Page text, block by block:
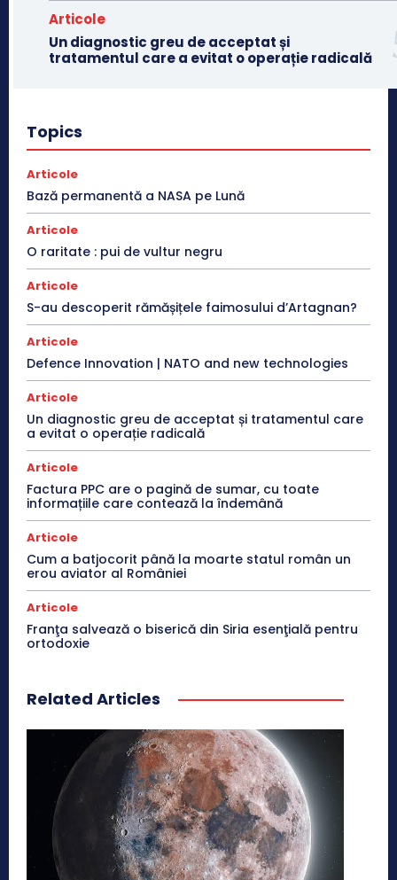
Articole
Un diagnostic greu de acceptat și
tratamentul care a evitat o operație radicală
Topics
Articole
Bază permanentă a NASA pe Lună
Articole
O raritate : pui de vultur negru
Articole
S-au descoperit rămășițele faimosului d’Artagnan?
Articole
Defence Innovation | NATO and new technologies
Articole
Un diagnostic greu de acceptat și tratamentul care
a evitat o operație radicală
Articole
Factura PPC are o pagină de sumar, cu toate
informațiile care contează la îndemână
Articole
Cum a batjocorit până la moarte statul român un
erou aviator al României
Articole
Franţa salvează o biserică din Siria esenţială pentru
ortodoxie
Related Articles